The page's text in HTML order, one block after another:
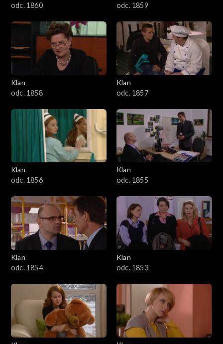
odc. 1860
odc. 1859
Klan
odc. 1858
Klan
odc. 1857
Klan
odc. 1856
Klan
odc. 1855
Klan
odc. 1854
Klan
odc. 1853